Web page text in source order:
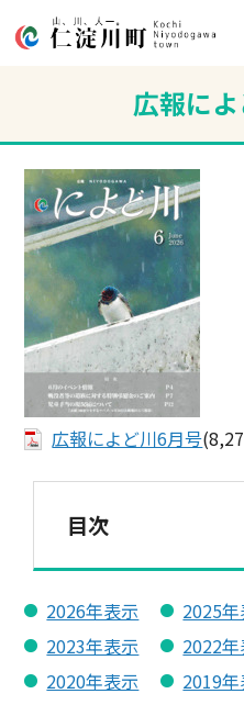
広報に
広報によど川6月号
目次
2026年表示 2025
2023年表示
2022
2020年表示
2019